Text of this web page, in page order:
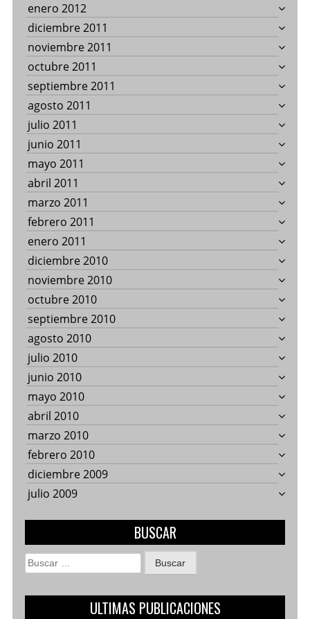
enero 2012
diciembre 2011
noviembre 2011
octubre 2011
septiembre 2011
agosto 2011
julio 2011
junio 2011
mayo 2011
abril 2011
marzo 2011
febrero 2011
enero 2011
diciembre 2010
noviembre 2010
octubre 2010
septiembre 2010
agosto 2010
julio 2010
junio 2010
mayo 2010
abril 2010
marzo 2010
febrero 2010
diciembre 2009
julio 2009
BUSCAR
Buscar:
ULTIMAS PUBLICACIONES